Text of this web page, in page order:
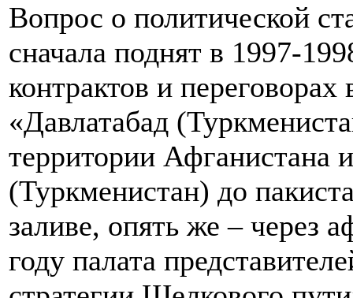
Вопрос о политической
сначала поднят в 1997-
контрактов и
«Давлатабад
территории Афганистана
(Туркменистан) до
заливе, опять же – через
году палата